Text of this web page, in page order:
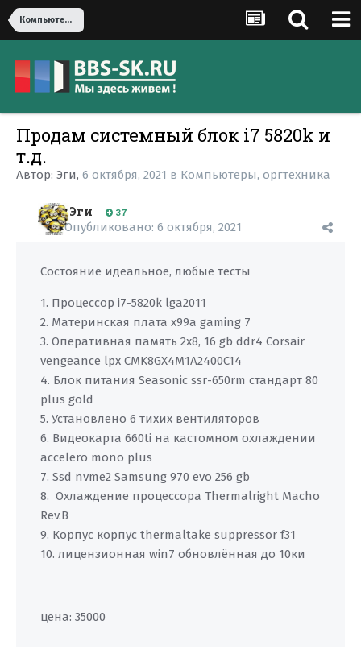
Компьютеры, оргтехника
Продам системный блок i7 5820k и
т.д.
Автор: Эги, 6 октября, 2021 в Компьютеры, оргтехника
Эги 37
Опубликовано: 6 октября, 2021
Состояние идеальное, любые тесты
1. Процессор i7-5820k lga2011
2. Материнская плата x99a gaming 7
3. Оперативная память 2х8, 16 gb ddr4 Corsair
vengeance lpx CMK8GX4M1A2400C14
4. Блок питания Seasonic ssr-650rm стандарт 80
plus gold
5. Установлено 6 тихих вентиляторов
6. Видеокарта 660ti на кастомном охлаждении
accelero mono plus
7. Ssd nvme2 Samsung 970 evo 256 gb
8. Охлаждение процессора Thermalright Macho
Rev.B
9. Корпус корпус thermaltake suppressor f31
10. лицензионная win7 обновлённая до 10ки
цена: 35000